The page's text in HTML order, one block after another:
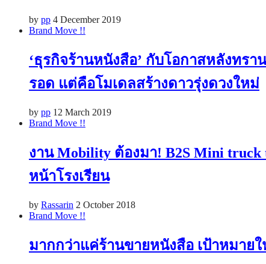
by pp 4 December 2019
Brand Move !!
‘ธุรกิจร้านหนังสือ’ กับโอกาสหลังทร
รอด แต่คือโมเดลสร้างดาวรุ่งดวงใหม่
by pp 12 March 2019
Brand Move !!
งาน Mobility ต้องมา! B2S Mini truck
หน้าโรงเรียน
by Rassarin 2 October 2018
Brand Move !!
มากกว่าแค่ร้านขายหนังสือ เป้าหมาย